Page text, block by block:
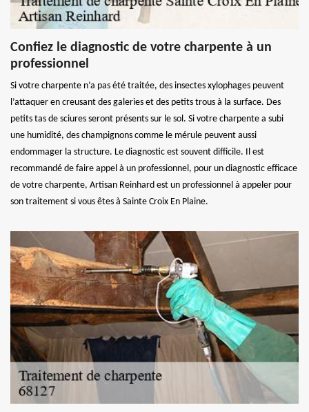
Confiez le diagnostic de votre charpente à un
professionnel
Si votre charpente n’a pas été traitée, des insectes xylophages peuvent
l’attaquer en creusant des galeries et des petits trous à la surface. Des
petits tas de sciures seront présents sur le sol. Si votre charpente a subi
une humidité, des champignons comme le mérule peuvent aussi
endommager la structure. Le diagnostic est souvent difficile. Il est
recommandé de faire appel à un professionnel, pour un diagnostic efficace
de votre charpente, Artisan Reinhard est un professionnel à appeler pour
son traitement si vous êtes à Sainte Croix En Plaine.